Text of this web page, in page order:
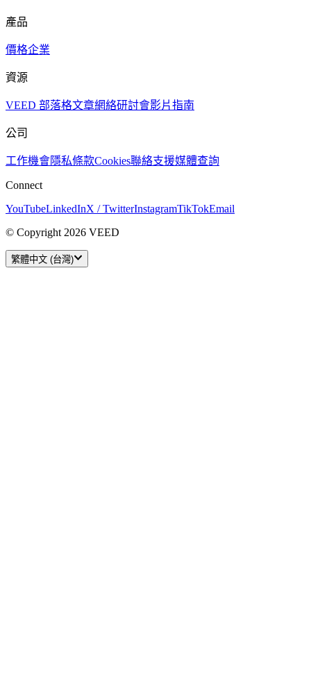
產品
價格企業
資源
VEED 部落格文章網絡研討會影片指南
公司
工作機會隱私條款Cookies聯絡支援媒體查詢
Connect
YouTubeLinkedInX / TwitterInstagramTikTokEmail
© Copyright 2026 VEED
繁體中文 (台灣)